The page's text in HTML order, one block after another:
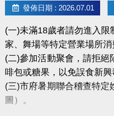
發佈日期 : 2026.07.01
(一)未滿18歲者請勿進入
家、舞場等特定營業場所消
(二)參加活動聚會，請拒絕
啡包或糖果，以免誤食新興
(三)市府暑期聯合稽查特定
圖）。